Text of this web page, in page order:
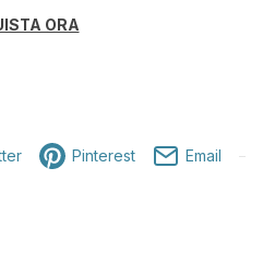
ORA
Pinterest Email